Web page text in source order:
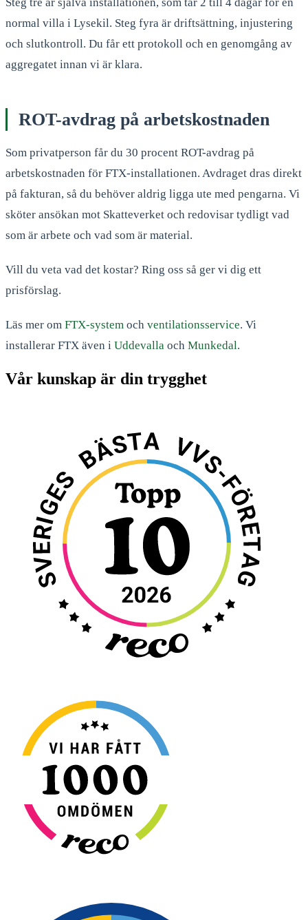
normal villa i Lysekil. Steg fyra är driftsättning, injustering
och slutkontroll. Du får ett protokoll och en genomgång av
aggregatet innan vi är klara.
ROT-avdrag på arbetskostnaden
Som privatperson får du 30 procent ROT-avdrag på
arbetskostnaden för FTX-installationen. Avdraget dras direkt
på fakturan, så du behöver aldrig ligga ute med pengarna. Vi
sköter ansökan mot Skatteverket och redovisar tydligt vad
som är arbete och vad som är material.
Vill du veta vad det kostar? Ring oss så ger vi dig ett
prisförslag.
Läs mer om FTX-system och ventilationsservice. Vi
installerar FTX även i Uddevalla och Munkedal.
Vår kunskap är din trygghet